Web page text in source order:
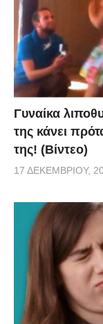
Γυναίκα
της κάνει
της! (Βίντεο)
17 ΔΕΚΕΜΒΡΊΟΥ,